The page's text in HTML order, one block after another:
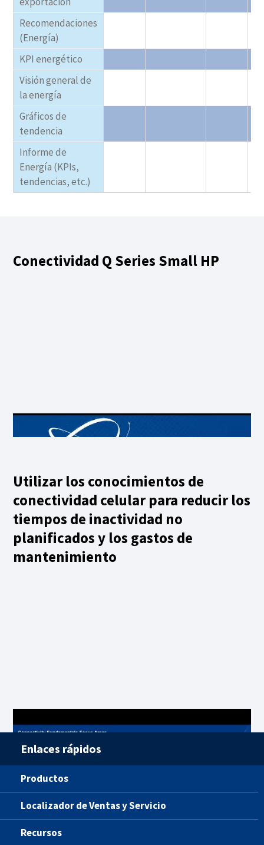
Recomendaciones
(Energía)
KPI energético
Visión general de
la energía
Gráficos de
tendencia
Informe de
Energía (KPIs,
tendencias, etc.)
Conectividad Q Series Small HP
Utilizar los conocimientos de
conectividad celular para reducir los
tiempos de inactividad no
planificados y los gastos de
mantenimiento
Enlaces rápidos
Productos
Localizador de Ventas y Servicio
Recursos